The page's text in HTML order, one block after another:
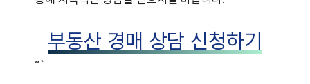
부동산 경매 상담 신청하기
“`